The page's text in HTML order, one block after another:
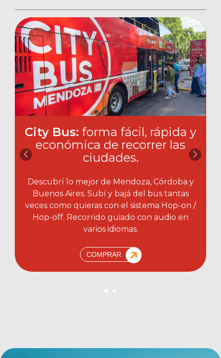
City Bus: forma fácil, rápida y
económica de recorrer las
ciudades.​
Descubrí lo mejor de Mendoza, Córdoba y
Buenos Aires. Subí y bajá del bus tantas
veces como quieras con el sistema Hop-on /
Hop-off. Recorrido guiado con audio en
varios idiomas.
COMPRAR